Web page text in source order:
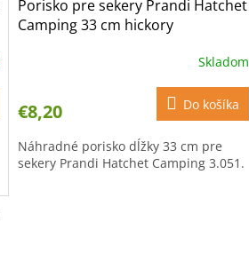
Porisko pre sekery Prandi Hatchet
Camping 33 cm hickory
Skladom
€8,20 Do košíka
Náhradné porisko dĺžky 33 cm pre
sekery Prandi Hatchet Camping 3.051.